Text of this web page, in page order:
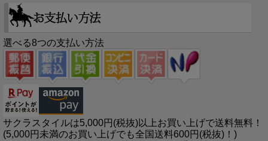
選べる8つの支払い方法
サクラスタイルは5,000円(税抜)以上お買い上げで送料無料！
(5,000円未満のお買い上げでも全国送料600円(税抜)！)